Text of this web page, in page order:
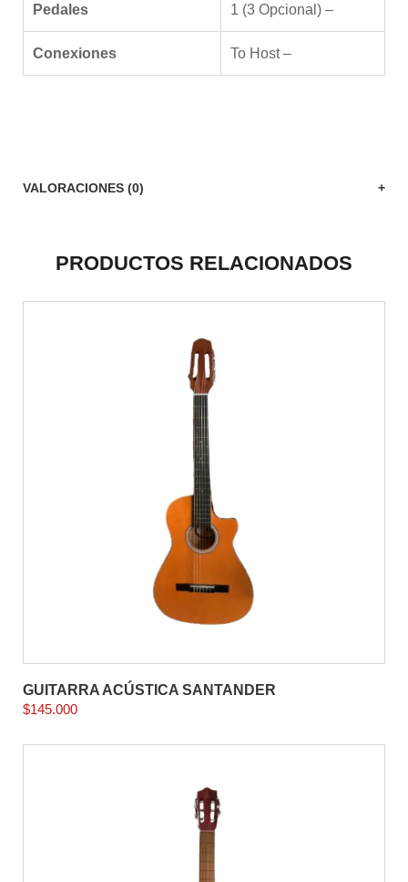
Pedales 1 (3 Opcional) –
Conexiones To Host –
VALORACIONES (0)
PRODUCTOS RELACIONADOS
GUITARRA ACÚSTICA SANTANDER
$145.000